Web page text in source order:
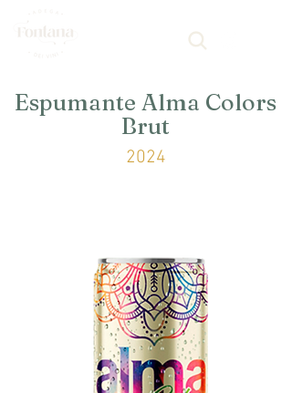
Espumante Alma Colors
Brut
2024